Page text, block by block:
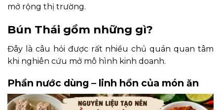
mở rộng thị trường.
Bún Thái gồm những gì?
Đây là câu hỏi được rất nhiều chủ quán quan tâm
khi nghiên cứu mở mô hình kinh doanh.
Phần nước dùng – linh hồn của món ăn